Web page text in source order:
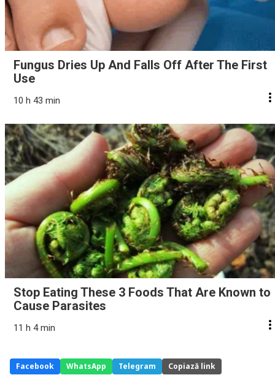
Fungus Dries Up And Falls Off After The First
Use
10 h 43 min
Stop Eating These 3 Foods That Are Known to
Cause Parasites
11 h 4 min
Facebook WhatsApp Telegram Copiază link